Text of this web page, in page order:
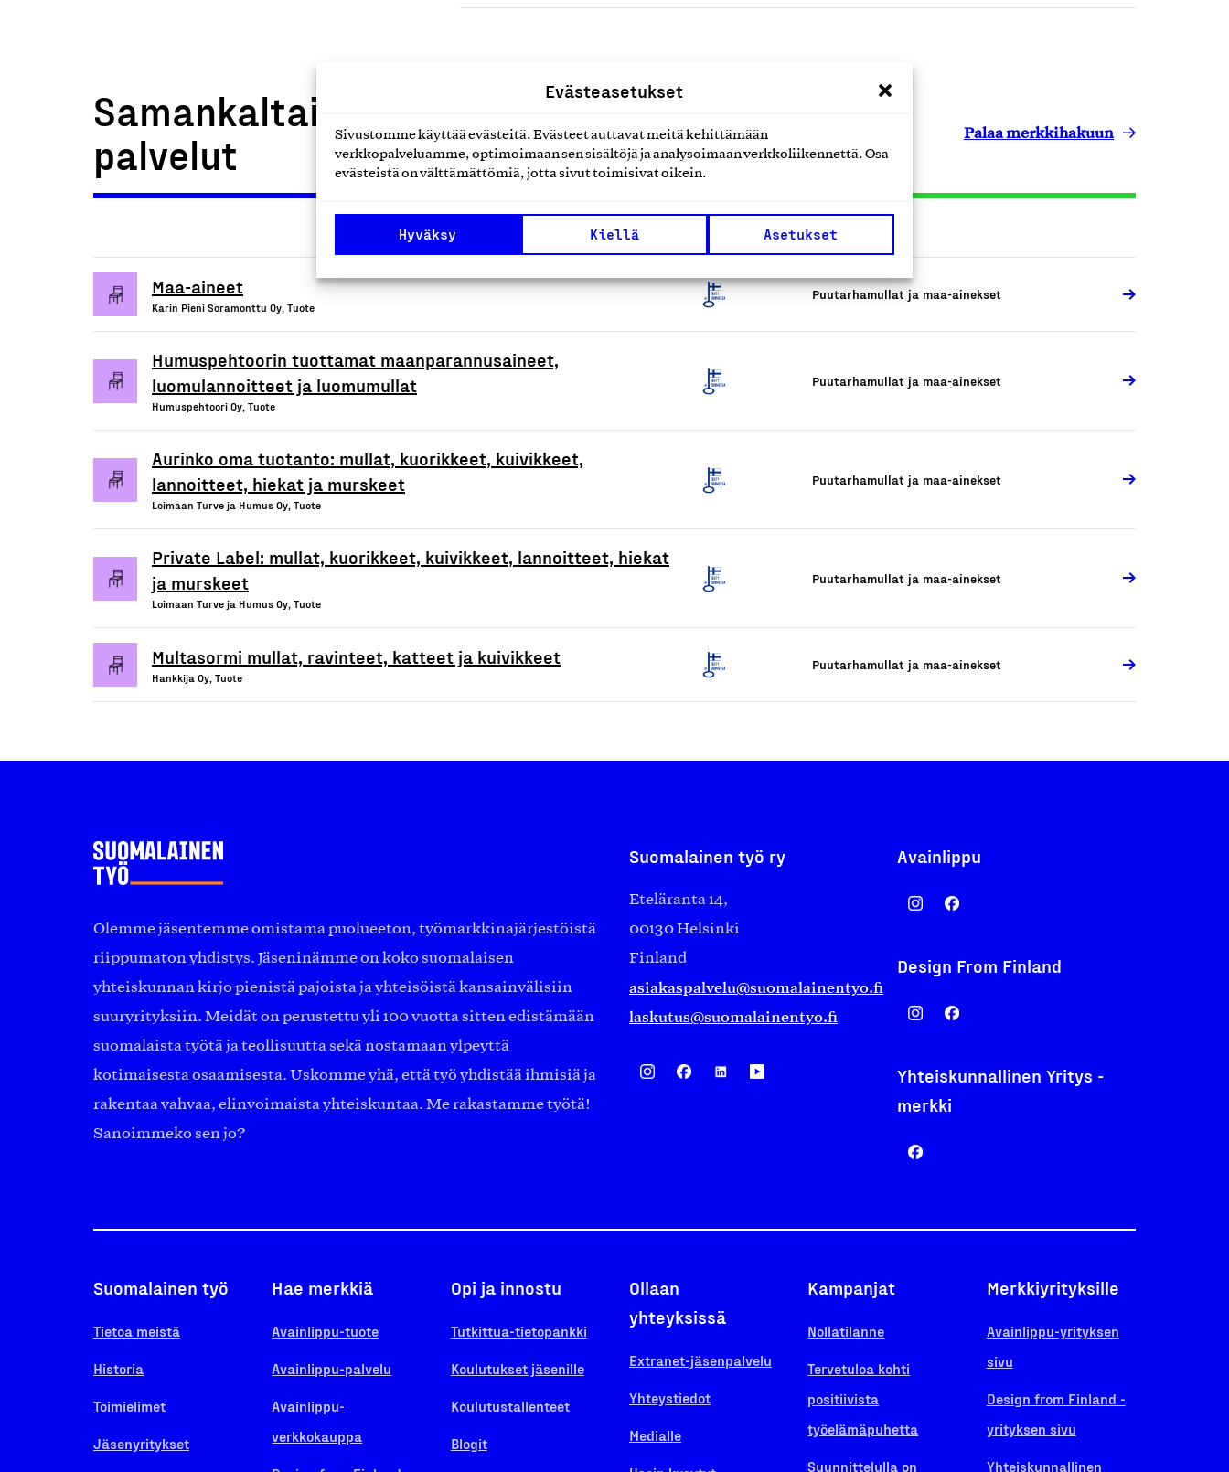
Evästeasetukset
Sivustomme käyttää evästeitä. Evästeet auttavat meitä kehittämään
verkkopalveluamme, optimoimaan sen sisältöjä ja analysoimaan verkkoliikennettä. Osa
evästeistä on välttämättömiä, jotta sivut toimisivat oikein.
Hyväksy Kiellä Asetukset
Samankaltaiset tuotteet tai
palvelut
Palaa merkkihakuun
Maa-aineet
Karin Pieni Soramonttu Oy, Tuote
Puutarhamullat ja maa-ainekset
Humuspehtoorin tuottamat maanparannusaineet,
luomulannoitteet ja luomumullat
Humuspehtoori Oy, Tuote
Puutarhamullat ja maa-ainekset
Aurinko oma tuotanto: mullat, kuorikkeet, kuivikkeet,
lannoitteet, hiekat ja murskeet
Loimaan Turve ja Humus Oy, Tuote
Puutarhamullat ja maa-ainekset
Private Label: mullat, kuorikkeet, kuivikkeet, lannoitteet, hiekat
ja murskeet
Loimaan Turve ja Humus Oy, Tuote
Puutarhamullat ja maa-ainekset
Multasormi mullat, ravinteet, katteet ja kuivikkeet
Hankkija Oy, Tuote
Puutarhamullat ja maa-ainekset
Olemme jäsentemme omistama puolueeton, työmarkkinajärjestöistä
riippumaton yhdistys. Jäseninämme on koko suomalaisen
yhteiskunnan kirjo pienistä pajoista ja yhteisöistä kansainvälisiin
suuryrityksiin. Meidät on perustettu yli 100 vuotta sitten edistämään
suomalaista työtä ja teollisuutta sekä nostamaan ylpeyttä
kotimaisesta osaamisesta. Uskomme yhä, että työ yhdistää ihmisiä ja
rakentaa vahvaa, elinvoimaista yhteiskuntaa. Me rakastamme työtä!
Sanoimmeko sen jo?
Suomalainen työ ry
Eteläranta 14,
00130 Helsinki
Finland
asiakaspalvelu@suomalainentyo.fi
laskutus@suomalainentyo.fi
Avainlippu
Design From Finland
Yhteiskunnallinen Yritys -
merkki
Suomalainen työ
Tietoa meistä
Historia
Toimielimet
Jäsenyritykset
Hae merkkiä
Avainlippu-tuote
Avainlippu-palvelu
Avainlippu-
verkkokauppa
Opi ja innostu
Tutkittua-tietopankki
Koulutukset jäsenille
Koulutustallenteet
Blogit
Ollaan
yhteyksissä
Extranet-jäsenpalvelu
Yhteystiedot
Medialle
Kampanjat
Nollatilanne
Tervetuloa kohti
positiivista
työelämäpuhetta
Suunnittelulla on
Merkkiyrityksille
Avainlippu-yrityksen
sivu
Design from Finland -
yrityksen sivu
Yhteiskunnallinen